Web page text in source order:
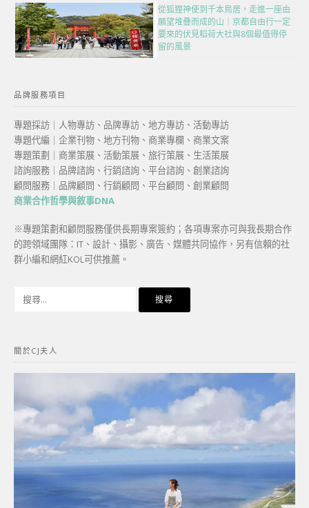
從狐狸神使到千本鳥居，走進一座由
願望堆疊而成的山｜京都自由行一定
要來的伏見稻荷大社與8個最值得停
留的風景
品牌服務項目
專題採訪｜人物專訪、品牌專訪、地方專訪、活動專訪
專題代編｜企業刊物、地方刊物、商業專欄、商業文案
專題策劃｜商業策展、活動策展、旅行策展、生活策展
諮詢服務｜品牌諮詢、行銷諮詢、平台諮詢、創業諮詢
顧問服務｜品牌顧問、行銷顧問、平台顧問、創業顧問
商業合作哲學與敘事DNA
※專題策劃和顧問服務僅供長期專案簽約；各項專案亦可與我長期合作
的跨領域團隊：IT、設計、攝影、廣告、媒體共同協作，另有信賴的社
群小編和網紅KOL可供推薦。
字:
關於CJ夫人